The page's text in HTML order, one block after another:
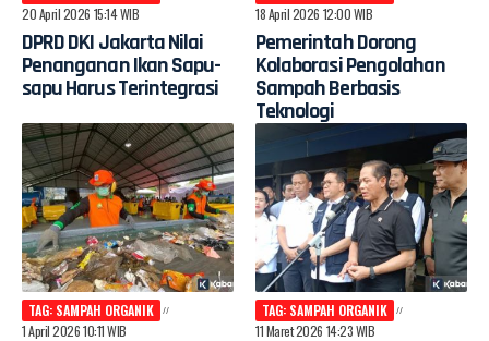
20 April 2026 15:14 WIB
DPRD DKI Jakarta Nilai
Penanganan Ikan Sapu-
sapu Harus Terintegrasi
18 April 2026 12:00 WIB
Pemerintah Dorong
Kolaborasi Pengolahan
Sampah Berbasis
Teknologi
TAG: SAMPAH ORGANIK
1 April 2026 10:11 WIB
TAG: SAMPAH ORGANIK
11 Maret 2026 14:23 WIB